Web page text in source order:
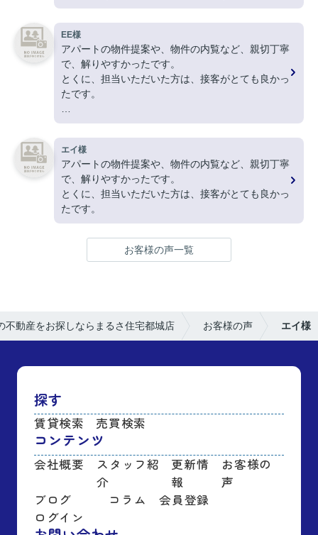
EE様
アパートの物件提案や、物件の内覧など、親切丁寧
で、解りやすかったです。
とくに、担当いただいた方は、接客がとても良かっ
たです。
ありがとうございました。
エイ様
アパートの物件提案や、物件の内覧など、親切丁寧
で、解りやすかったです。
とくに、担当いただいた方は、接客がとても良かっ
たです。
お客様の声一覧
不動産をお探しならまるさ住宅都城店 お客様の声 エイ様
探す
賃貸検索 売買検索
コンテンツ
会社概要
スタッフ紹
介
更新情
報
お客様の
声
ブログ
コラム
会員登録
ログイン